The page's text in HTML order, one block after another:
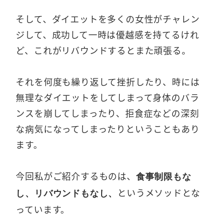
そして、ダイエットを多くの女性がチャレン
ジして、成功して一時は優越感を持てるけれ
ど、これがリバウンドするとまた頑張る。
それを何度も繰り返して挫折したり、時には
無理なダイエットをしてしまって身体のバラ
ンスを崩してしまったり、拒食症などの深刻
な病気になってしまったりということもあり
ます。
今回私がご紹介するものは、
食事制限もな
し、リバウンドもなし、
というメソッドとな
っています。